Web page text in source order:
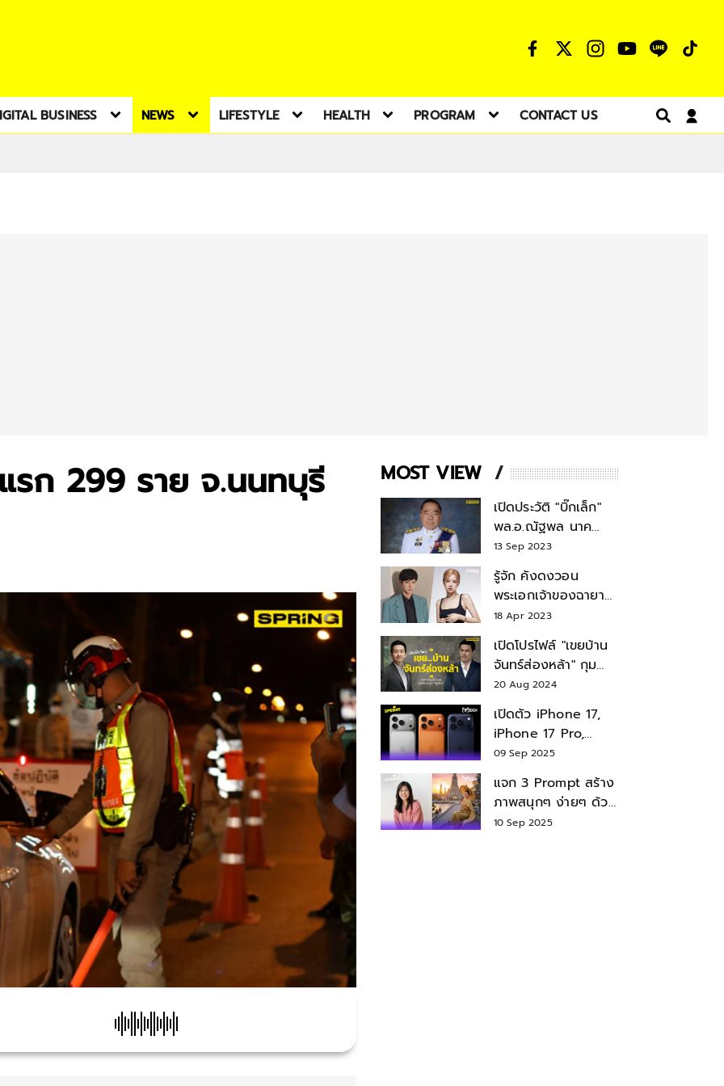
BUSINESS NEWS LIFESTYLE HEALTH PROGRAM CONTACT US
รก 299 ราย จ.นนทบุรี MOST VIEW
เปิดประวัติ "บิ๊กเล็ก"
พล.อ.ณัฐพล นาค
พาณิชย์ จากเลขาฯ
สมช.-เลขาฯ
รมว.กลาโหม
13 Sep 2023
รู้จัก คังดงวอน
พระเอกเจ้าของฉายา
สมบัติแห่งชาติ หลังมี
18 Apr 2023
เปิดโปรไฟล์ "เขยบ้าน
จันทร์ส่องหล้า" กุม
บังเหียนธุรกิจตระกูล
"ชินวัตร"
20 Aug 2024
เปิดตัว iPhone 17,
iPhone 17 Pro,
iPhone 17 Air สเปค
09 Sep 2025
แจก 3 Prompt สร้าง
ภาพสนุกๆ ง่ายๆ ด้วย
Nano Banana ใน
10 Sep 2025